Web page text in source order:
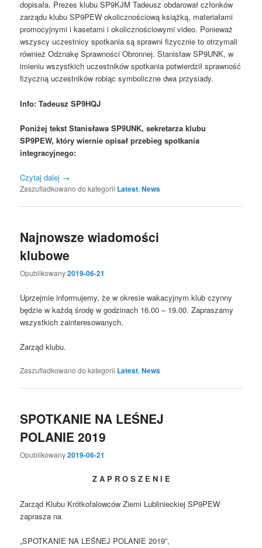
dopisała. Prezes klubu SP9KJM Tadeusz obdarował członków
zarządu klubu SP9PEW okolicznościową książką, materiałami
promocyjnymi i kasetami i okolicznościowymi video. Ponieważ
wszyscy uczestnicy spotkania są sprawni fizycznie to otrzymali
również Odznakę Sprawności Obronnej. Stanisław SP9UNK, w
imieniu wszystkich uczestników spotkania potwierdził sprawność
fizyczną uczestników robiąc symboliczne dwa przysiady.
Info: Tadeusz SP9HQJ
Poniżej tekst Stanisława SP9UNK, sekretarza klubu
SP9PEW, który wiernie opisał przebieg spotkania
integracyjnego:
Czytaj dalej →
Zaszufladkowano do kategorii Latest,News
Najnowsze wiadomości
klubowe
Opublikowany2019-06-21
Uprzejmie informujemy, że w okresie wakacyjnym klub czynny
będzie w każdą środę w godzinach 16.00 – 19.00. Zapraszamy
wszystkich zainteresowanych.
Zarząd klubu.
Zaszufladkowano do kategorii Latest,News
SPOTKANIE NA LEŚNEJ
POLANIE 2019
Opublikowany2019-06-21
Z A P R O S Z E N I E
Zarząd Klubu Krótkofalowców Ziemi Lublinieckiej SP9PEW
zaprasza na
„SPOTKANIE NA LEŚNEJ POLANIE 2019”,